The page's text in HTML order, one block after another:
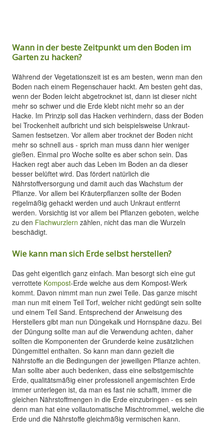
Wann in der beste Zeitpunkt um den Boden im
Garten zu hacken?
Während der Vegetationszeit ist es am besten, wenn man den
Boden nach einem Regenschauer hackt. Am besten geht das,
wenn der Boden leicht abgetrocknet ist, dann ist dieser nicht
mehr so schwer und die Erde klebt nicht mehr so an der
Hacke. Im Prinzip soll das Hacken verhindern, dass der Boden
bei Trockenheit aufbricht und sich beispielsweise Unkraut-
Samen festsetzen. Vor allem aber trocknet der Boden nicht
mehr so schnell aus - sprich man muss dann hier weniger
gießen. Einmal pro Woche sollte es aber schon sein. Das
Hacken regt aber auch das Leben im Boden an da dieser
besser belüftet wird. Das fördert natürlich die
Nährstoffversorgung und damit auch das Wachstum der
Pflanze. Vor allem bei Kräuterpflanzen sollte der Boden
regelmäßig gehackt werden und auch Unkraut entfernt
werden. Vorsichtig ist vor allem bei Pflanzen geboten, welche
zu den Flachwurzlern zählen, nicht das man die Wurzeln
beschädigt.
Wie kann man sich Erde selbst herstellen?
Das geht eigentlich ganz einfach. Man besorgt sich eine gut
verrottete Kompost-Erde welche aus dem Kompost-Werk
kommt. Davon nimmt man nun zwei Teile. Das ganze mischt
man nun mit einem Teil Torf, welcher nicht gedüngt sein sollte
und einem Teil Sand. Entsprechend der Anweisung des
Herstellers gibt man nun Düngekalk und Hornspäne dazu. Bei
der Düngung sollte man auf die Verwendung achten, daher
sollten die Komponenten der Grunderde keine zusätzlichen
Düngemittel enthalten. So kann man dann gezielt die
Nährstoffe an die Bedingungen der jeweiligen Pflanze achten.
Man sollte aber auch bedenken, dass eine selbstgemischte
Erde, qualitätsmäßig einer professionell angemischten Erde
immer unterlegen ist, da man es fast nie schafft, immer die
gleichen Nährstoffmengen in die Erde einzubringen - es sein
denn man hat eine vollautomatische Mischtrommel, welche die
Erde und die Nährstoffe gleichmäßig vermischen kann.